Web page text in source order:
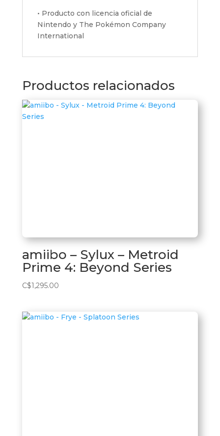
• Producto con licencia oficial de
Nintendo y The Pokémon Company
International
Productos relacionados
amiibo – Sylux – Metroid
Prime 4: Beyond Series
C$1,295.00